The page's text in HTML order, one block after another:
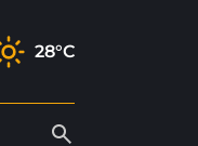
28°C